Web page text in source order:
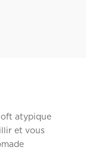
atypique
et vous